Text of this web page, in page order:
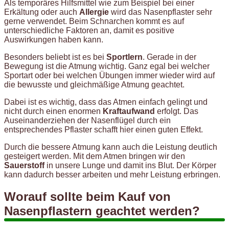
Als temporäres Hilfsmittel wie zum Beispiel bei einer
Erkältung oder auch Allergie wird das Nasenpflaster sehr
gerne verwendet. Beim Schnarchen kommt es auf
unterschiedliche Faktoren an, damit es positive
Auswirkungen haben kann.
Besonders beliebt ist es bei Sportlern. Gerade in der
Bewegung ist die Atmung wichtig. Ganz egal bei welcher
Sportart oder bei welchen Übungen immer wieder wird auf
die bewusste und gleichmäßige Atmung geachtet.
Dabei ist es wichtig, dass das Atmen einfach gelingt und
nicht durch einen enormen Kraftaufwand erfolgt. Das
Auseinanderziehen der Nasenflügel durch ein
entsprechendes Pflaster schafft hier einen guten Effekt.
Durch die bessere Atmung kann auch die Leistung deutlich
gesteigert werden. Mit dem Atmen bringen wir den
Sauerstoffin unsere Lunge und damit ins Blut. Der Körper
kann dadurch besser arbeiten und mehr Leistung erbringen.
Worauf sollte beim Kauf von
Nasenpflastern geachtet werden?